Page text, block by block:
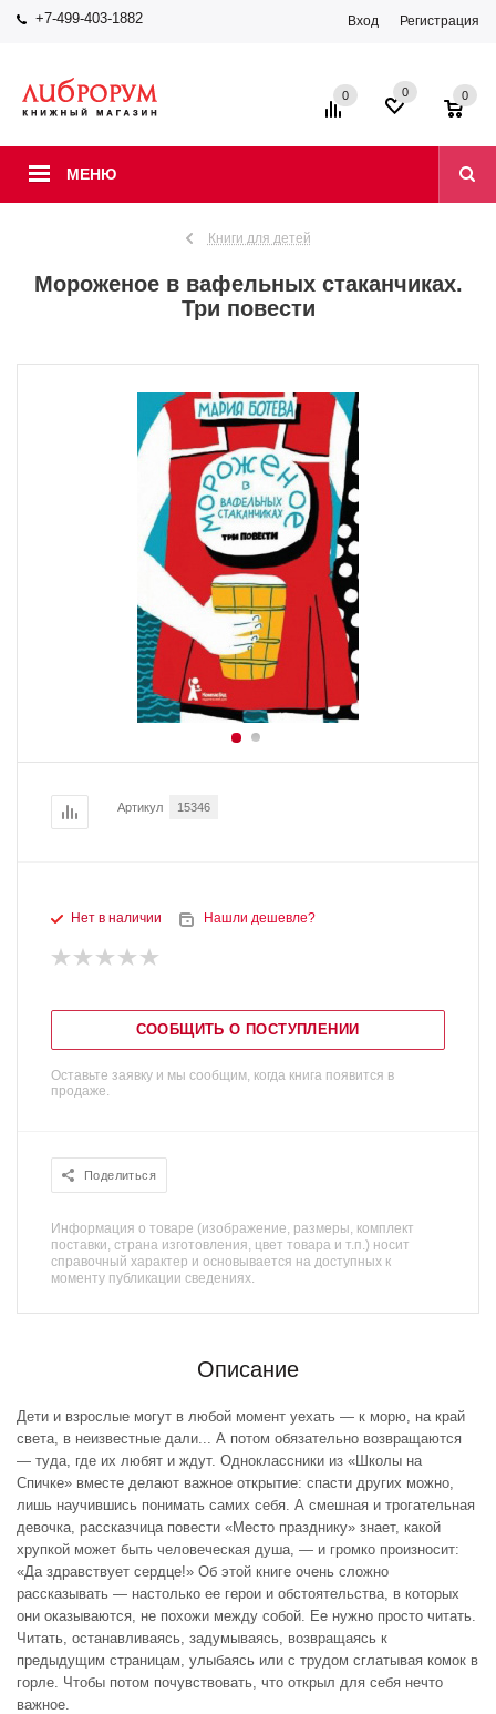
+7-499-403-1882 Вход Регистрация
МЕНЮ
0 0 0
Книги для детей
Мороженое в вафельных стаканчиках.
Три повести
Артикул 15346
Нет в наличии Нашли дешевле?
СООБЩИТЬ О ПОСТУПЛЕНИИ
Оставьте заявку и мы сообщим, когда книга появится в
продаже.
Поделиться
Информация о товаре (изображение, размеры, комплект
поставки, страна изготовления, цвет товара и т.п.) носит
справочный характер и основывается на доступных к
моменту публикации сведениях.
Описание
Дети и взрослые могут в любой момент уехать — к морю, на край
света, в неизвестные дали... А потом обязательно возвращаются
— туда, где их любят и ждут. Одноклассники из «Школы на
Спичке» вместе делают важное открытие: спасти других можно,
лишь научившись понимать самих себя. А смешная и трогательная
девочка, рассказчица повести «Место празднику» знает, какой
хрупкой может быть человеческая душа, — и громко произносит:
«Да здравствует сердце!» Об этой книге очень сложно
рассказывать — настолько ее герои и обстоятельства, в которых
они оказываются, не похожи между собой. Ее нужно просто читать.
Читать, останавливаясь, задумываясь, возвращаясь к
предыдущим страницам, улыбаясь или с трудом сглатывая комок в
горле. Чтобы потом почувствовать, что открыл для себя нечто
важное.